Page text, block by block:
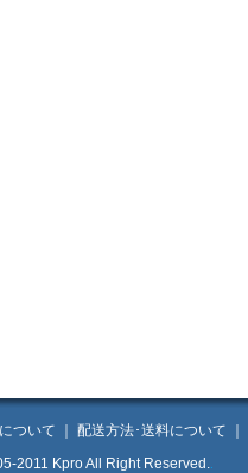
ついて 配送方法･送料について
2011 Kpro All Right Reserved.